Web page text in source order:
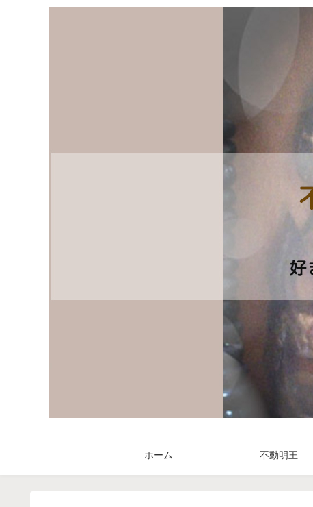
ホーム 不動明王